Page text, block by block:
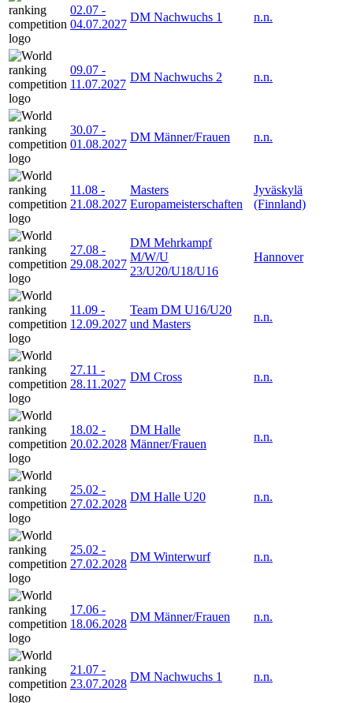
02.07 -
04.07.2027
DM Nachwuchs 1 n.n.
09.07 -
11.07.2027
DM Nachwuchs 2 n.n.
30.07 -
01.08.2027
DM Männer/Frauen n.n.
11.08 -
21.08.2027
Masters
Europameisterschaften
Jyväskylä
(Finnland)
27.08 -
29.08.2027
DM Mehrkampf
M/W/U
23/U20/U18/U16
Hannover
11.09 -
12.09.2027
Team DM U16/U20
und Masters
n.n.
27.11 -
28.11.2027
DM Cross n.n.
18.02 -
20.02.2028
DM Halle
Männer/Frauen
n.n.
25.02 -
27.02.2028
DM Halle U20 n.n.
25.02 -
27.02.2028
DM Winterwurf n.n.
17.06 -
18.06.2028
DM Männer/Frauen n.n.
21.07 -
23.07.2028
DM Nachwuchs 1 n.n.